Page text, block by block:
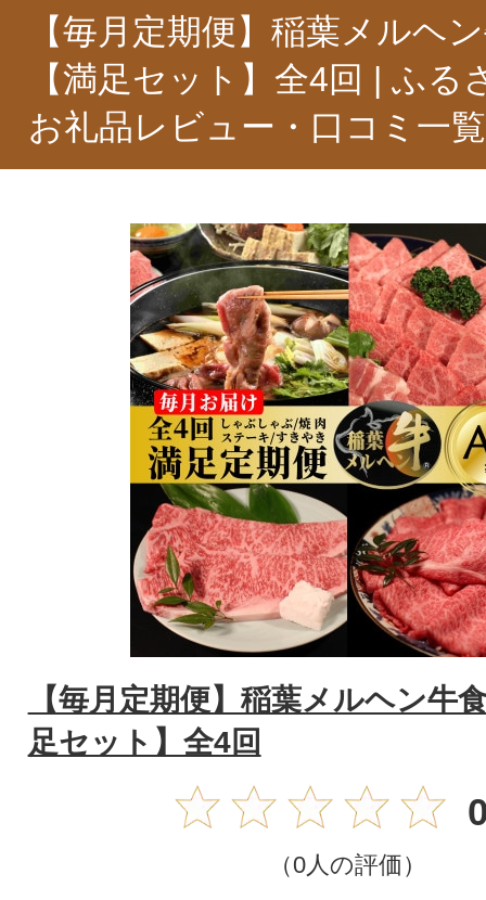
【毎月定期便】稲葉メルヘ
【満足セット】全4回 | ふる
お礼品レビュー・口コミ一覧
【毎月定期便】稲葉メルヘン牛
足セット】全4回
（0人の評価）